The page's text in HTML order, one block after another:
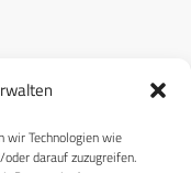
wir Technologien wie
darauf zuzugreifen.